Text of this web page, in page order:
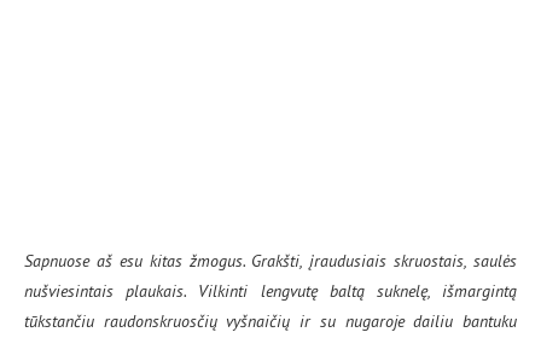
Sapnuose aš esu kitas žmogus. Grakšti, įraudusiais skruostais, saulės
nušviesintais plaukais. Vilkinti lengvutę baltą suknelę, išmargintą
tūkstančiu raudonskruosčių vyšnaičių ir su nugaroje dailiu bantuku